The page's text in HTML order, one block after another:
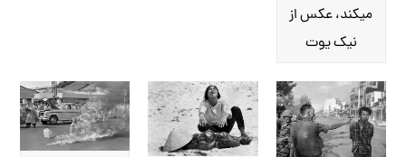
می‎کند، عکس از
نیک یوت